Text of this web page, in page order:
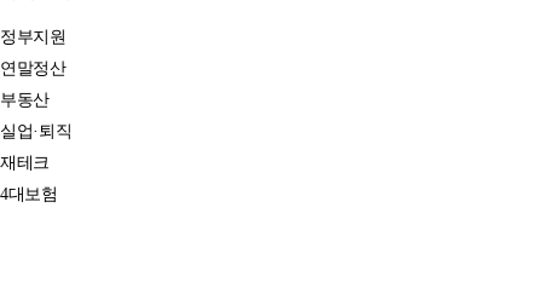
정부지원
연말정산
부동산
실업·퇴직
재테크
4대보험